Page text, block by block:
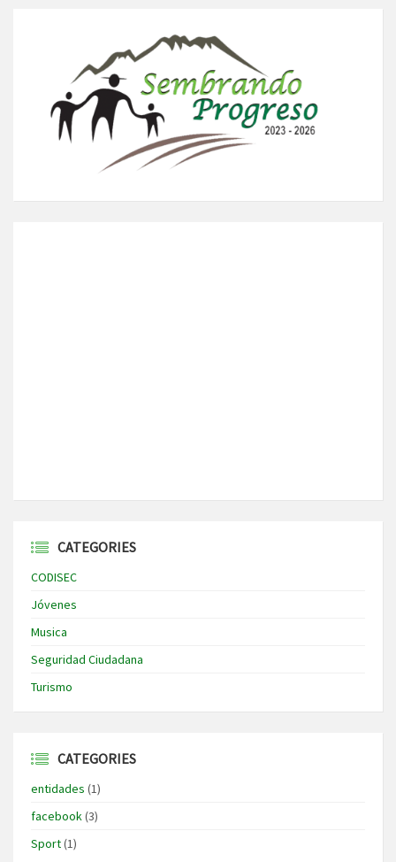
CATEGORIES
CODISEC
Jóvenes
Musica
Seguridad Ciudadana
Turismo
CATEGORIES
entidades (1)
facebook(3)
Sport(1)